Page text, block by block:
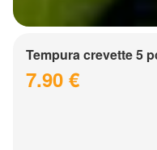
Tempura crevette 5
7.90 €